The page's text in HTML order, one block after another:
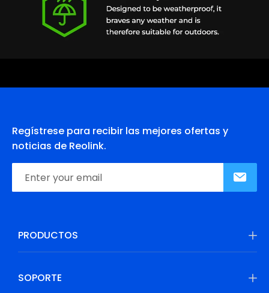
Regístrese para recibir las mejores ofertas y
noticias de Reolink.
PRODUCTOS
SOPORTE